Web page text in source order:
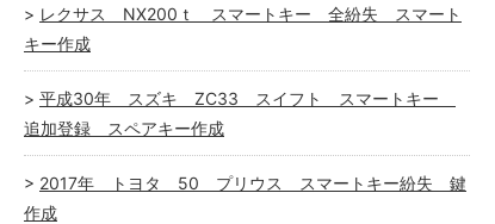
レクサス NX200ｔ スマートキー 全紛失 スマート
キー作成
平成30年 スズキ ZC33 スイフト スマートキー
追加登録 スペアキー作成
2017年 トヨタ 50 プリウス スマートキー紛失 鍵
作成